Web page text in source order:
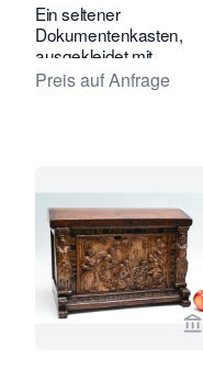
Ein seltener
Dokumentenkasten,
ausgekleidet mit
Schildpatt und Silber.
Preis auf Anfrage